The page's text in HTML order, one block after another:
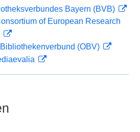
Bayern (BVB)
of European Research
(OBV)